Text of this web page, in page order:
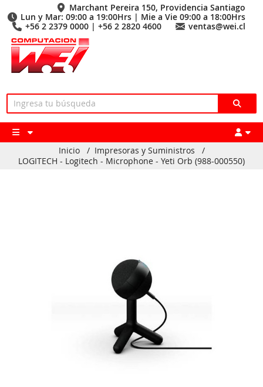
Marchant Pereira 150, Providencia Santiago
Lun y Mar: 09:00 a 19:00Hrs | Mie a Vie 09:00 a 18:00Hrs
+56 2 2379 0000 | +56 2 2820 4600
ventas@wei.cl
Inicio / Impresoras y Suministros
/
LOGITECH - Logitech - Microphone - Yeti Orb (988-000550)